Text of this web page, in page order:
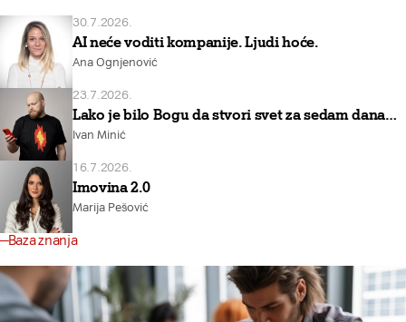
30.7.2026.
AI neće voditi kompanije. Ljudi hoće.
Ana Ognjenović
23.7.2026.
Lako je bilo Bogu da stvori svet za sedam dana…
Ivan Minić
16.7.2026.
Imovina 2.0
Marija Pešović
Baza znanja